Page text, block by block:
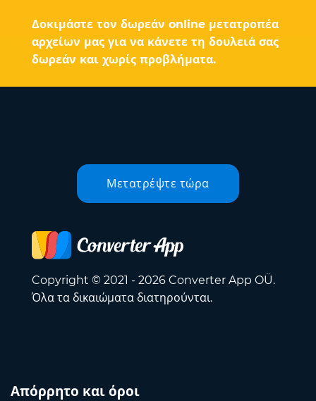
Δοκιμάστε τον δωρεάν online μετατροπέα
αρχείων μας για να κάνετε τη δουλειά σας
δωρεάν και χωρίς προβλήματα.
Μετατρέψτε τώρα
Copyright © 2021 - 2026 Converter App OÜ.
Όλα τα δικαιώματα διατηρούνται.
Απόρρητο και όροι